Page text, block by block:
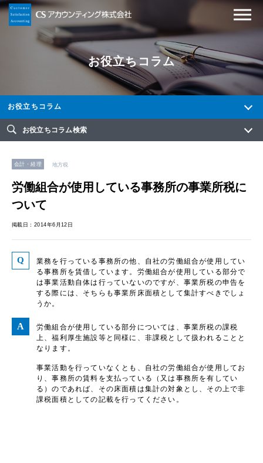
お役立ちコラム
お役立ちコラム
お役立ちコラム検索
会計・経理 地方税
労働組合が使用している事務所の事業所税に
ついて
掲載日：2014年6月12日
業務を行っている事務所の他、自社の労働組合が使用してい
る事務所を賃借しています。労働組合が使用している部分で
は事業活動自体は行っていないのですが、事業所税の申告を
する際には、そちらも事業所床面積として集計すべきでしょ
うか。
労働組合が使用している部分については、事業所税の課税
上、福利厚生施設等と同様に、非課税として扱われることと
なります。
事業活動を行っていなくとも、自社の労働組合が使用してお
り、事務所の賃料を支払っている（又は事務所を有してい
る）のであれば、その床面積は集計の対象とし、その上で非
課税面積としての記載を行ってください。